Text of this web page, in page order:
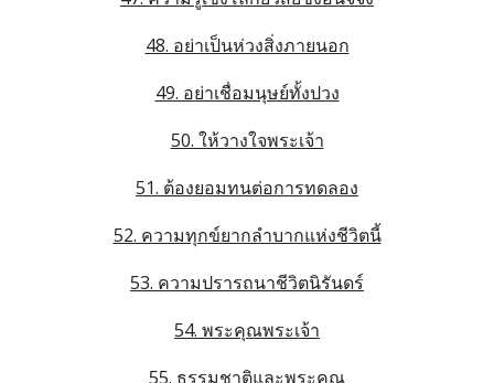
48. อย่าเป็นห่วงสิ่งภายนอก
49. อย่าเชื่อมนุษย์ทั้งปวง
50. ให้วางใจพระเจ้า
51. ต้องยอมทนต่อการทดลอง
52. ความทุกข์ยากลำบากแห่งชีวิตนี้
53. ความปรารถนาชีวิตนิรันดร์
54. พระคุณพระเจ้า
55. ธรรมชาติและพระคุณ